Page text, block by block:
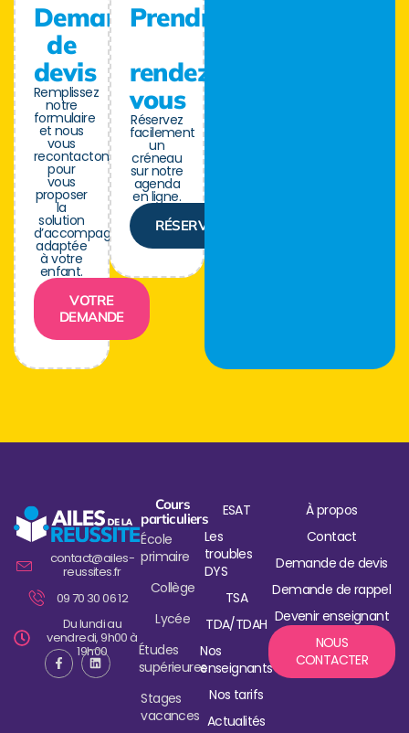
Demande
de
devis
Remplissez
notre
formulaire
et nous
vous
recontactons
pour
vous
proposer
la
solution
d’accompagnement
adaptée
à votre
enfant.
VOTRE
DEMANDE
Prendre
rendez-
vous
Réservez
facilement
un
créneau
sur notre
agenda
en ligne.
RÉSERVER
contact@ailes-
reussites.fr
09 70 30 06 12
Du lundi au
vendredi, 9h00 à
19h00
Cours
particuliers
École
primaire
Collège
Lycée
Études
supérieures
Stages
vacances
ESAT
Les
troubles
DYS
TSA
TDA/TDAH
Nos
enseignants
Nos tarifs
Actualités
À propos
Contact
Demande de devis
Demande de rappel
Devenir enseignant
NOUS
CONTACTER